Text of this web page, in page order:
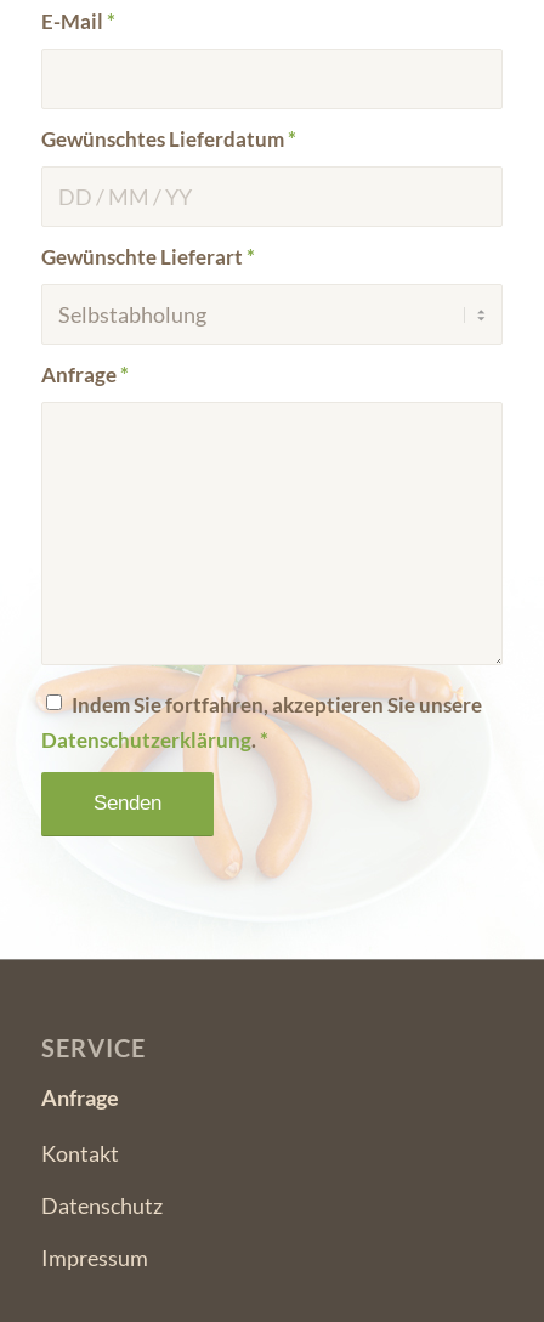
E-Mail *
Gewünschtes Lieferdatum*
Gewünschte Lieferart *
Anfrage*
Indem Sie fortfahren, akzeptieren Sie unsere
Datenschutzerklärung. *
SERVICE
Anfrage
Kontakt
Datenschutz
Impressum